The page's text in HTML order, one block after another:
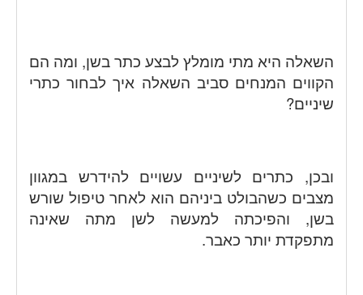
השאלה היא מתי מומלץ לבצע כתר בשן, ומה הם
הקווים המנחים סביב השאלה איך לבחור כתרי
שיניים?
ובכן, כתרים לשיניים עשויים להידרש במגוון
מצבים כשהבולט ביניהם הוא לאחר טיפול שורש
בשן, והפיכתה למעשה לשן מתה שאינה
מתפקדת יותר כאבר.